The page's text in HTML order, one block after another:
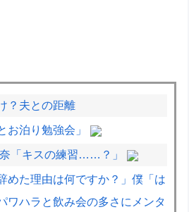
？夫との距離
お泊り勉強会」
奈「キスの練習……？」
めた理由は何ですか？」僕「は
ワハラと飲み会の多さにメンタ